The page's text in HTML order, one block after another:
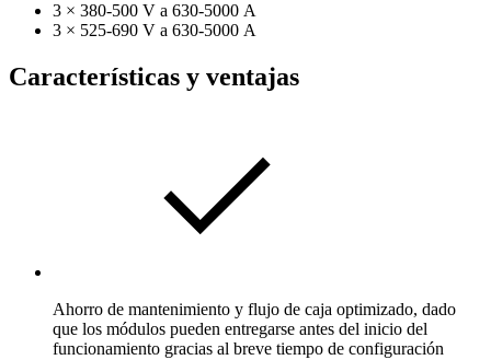
3 × 380-500 V a 630-5000 A
3 × 525-690 V a 630-5000 A
Características y ventajas
Ahorro de mantenimiento y flujo de caja optimizado, dado
que los módulos pueden entregarse antes del inicio del
funcionamiento gracias al breve tiempo de configuración